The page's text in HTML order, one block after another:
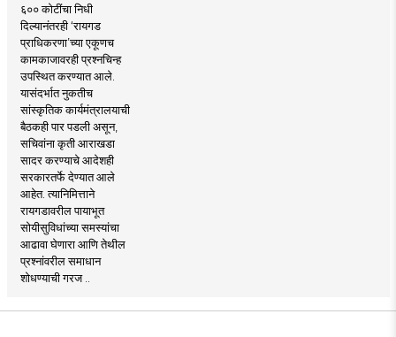
६०० कोटींचा निधी
दिल्यानंतरही ‘रायगड
प्राधिकरणा’च्या एकूणच
कामकाजावरही प्रश्नचिन्ह
उपस्थित करण्यात आले.
यासंदर्भात नुकतीच
सांस्कृतिक कार्यमंत्रालयाची
बैठकही पार पडली असून,
सचिवांना कृती आराखडा
सादर करण्याचे आदेशही
सरकारतर्फे देण्यात आले
आहेत. त्यानिमित्ताने
रायगडावरील पायाभूत
सोयीसुविधांच्या समस्यांचा
आढावा घेणारा आणि तेथील
प्रश्नांवरील समाधान
शोधण्याची गरज ..